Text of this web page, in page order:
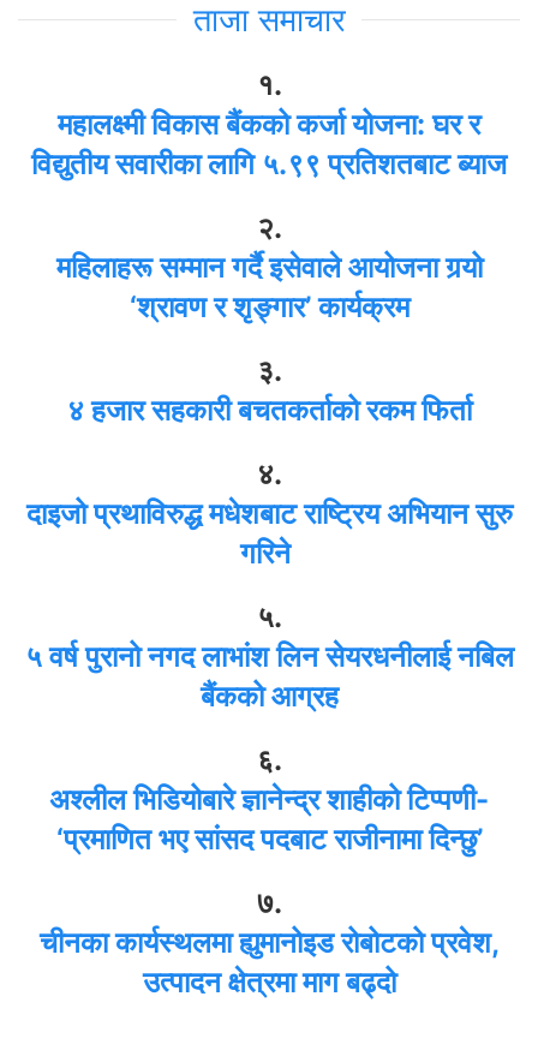
ताजा समाचार
१.
महालक्ष्मी विकास बैंकको कर्जा योजना: घर र
विद्युतीय सवारीका लागि ५.९९ प्रतिशतबाट ब्याज
२.
महिलाहरू सम्मान गर्दै इसेवाले आयोजना गर्‍यो
‘श्रावण र शृङ्गार’ कार्यक्रम
३.
४ हजार सहकारी बचतकर्ताको रकम फिर्ता
४.
दाइजो प्रथाविरुद्ध मधेशबाट राष्ट्रिय अभियान सुरु
गरिने
५.
५ वर्ष पुरानो नगद लाभांश लिन सेयरधनीलाई नबिल
बैंकको आग्रह
६.
अश्लील भिडियोबारे ज्ञानेन्द्र शाहीको टिप्पणी-
‘प्रमाणित भए सांसद पदबाट राजीनामा दिन्छु’
७.
चीनका कार्यस्थलमा ह्युमानोइड रोबोटको प्रवेश,
उत्पादन क्षेत्रमा माग बढ्दो